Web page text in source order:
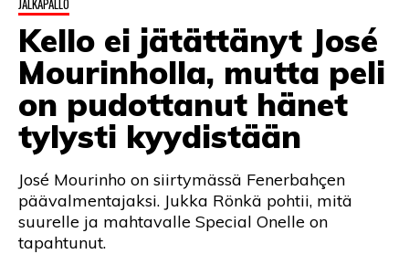
JALKAPALLO
Kello ei jätättänyt José
Mourinholla, mutta peli
on pudottanut hänet
tylysti kyydistään
José Mourinho on siirtymässä Fenerbahçen
päävalmentajaksi. Jukka Rönkä pohtii, mitä
suurelle ja mahtavalle Special Onelle on
tapahtunut.
LINTU VAI KALA
46 DENTON ROAD
PODCASTIT